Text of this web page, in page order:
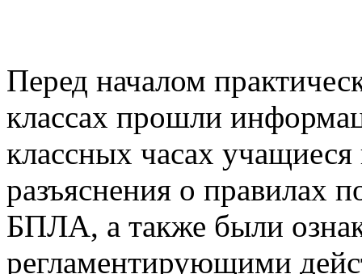
Перед началом
классах прошли
классных часах
разъяснения о правилах
БПЛА, а также были
регламентирующими